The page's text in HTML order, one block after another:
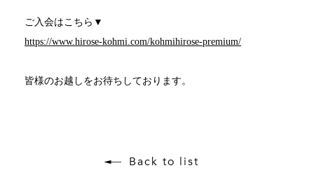
ご入会はこちら▼
https://www.hirose-kohmi.com/kohmihirose-premium/
皆様のお越しをお待ちしております。
Back to list